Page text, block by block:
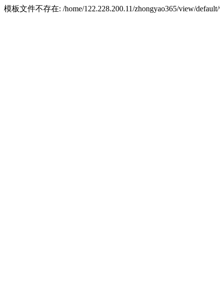
模板文件不存在: /home/122.228.200.11/zhongyao365/view/default/